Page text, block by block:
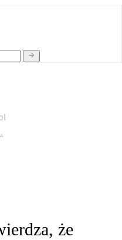
że